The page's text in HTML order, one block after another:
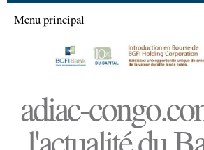
Menu principal
adiac-